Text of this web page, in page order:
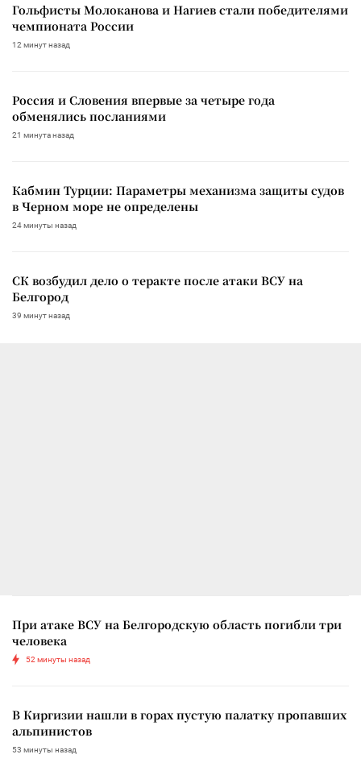
Гольфисты Молоканова и Нагиев стали победителями
чемпионата России
12 минут назад
Россия и Словения впервые за четыре года
обменялись посланиями
21 минута назад
Кабмин Турции: Параметры механизма защиты судов
в Черном море не определены
24 минуты назад
СК возбудил дело о теракте после атаки ВСУ на
Белгород
39 минут назад
При атаке ВСУ на Белгородскую область погибли три
человека
52 минуты назад
В Киргизии нашли в горах пустую палатку пропавших
альпинистов
53 минуты назад